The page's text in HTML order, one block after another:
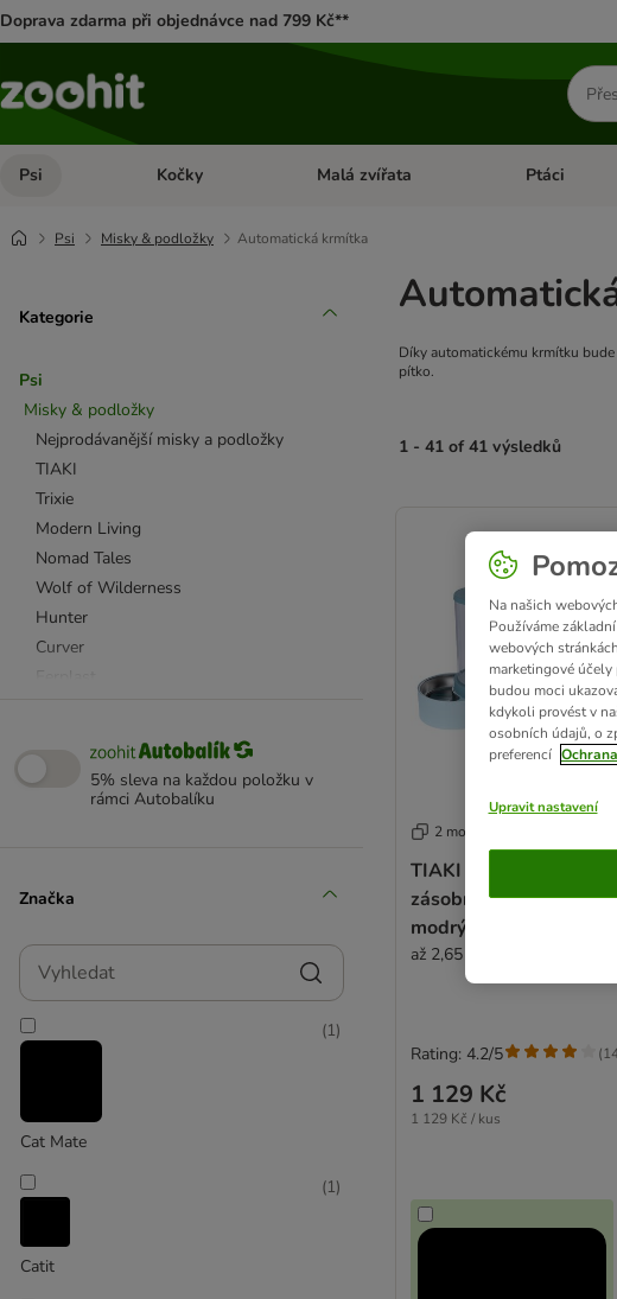
Doprava zdarma při objednávce nad 799 Kč**
Hledat
Psi Otevřít menu: Psi
Kočky Otevřít menu: Kočky
Malá zvířata Otevřít menu:
Ptáci
Psi Misky & podložky Automatická krmítka
Kategorie
Psi
Misky & podložky
Nejprodávanější misky a podložky
TIAKI
Trixie
Modern Living
Nomad Tales
Wolf of Wilderness
Hunter
Curver
Plastové misky
Keramické misky
Zásobníky na krmivo
Podložky pod misky
Další doplňky
5% sleva na každou položku v
rámci Autobalíku
Značka
Vyhledat
Cat Mate
(1)
Catit
(1)
Díky automatickému krmítku
pítko.
1 - 41 of 41 výsledků
2 možností
TIAKI dávkovač krmiva a
zásobník na vodu,
modrý
až 2,65 kg granulí a 6 l vody
1 129 Kč
1 129 Kč / kus
Rating: 4.2/5 (
Na našich
Používáme
webových
marketingové
budou moci
kdykoli provést v
osobních údajů, o
preferencí
Upravit nastavení